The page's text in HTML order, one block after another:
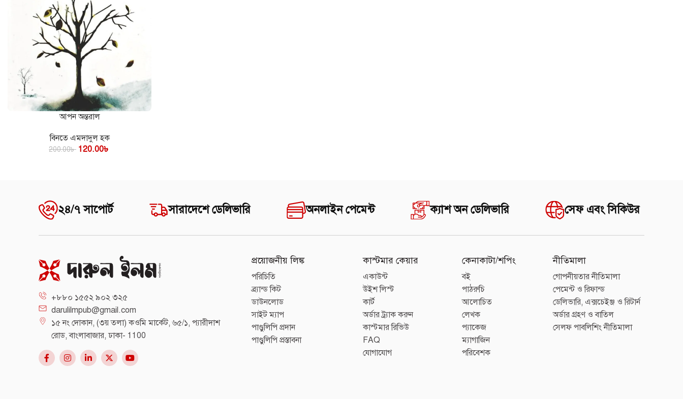
আপন অন্তরাল
বিনতে এমদাদুল হক
200.00৳ 120.00৳
২৪/৭ সাপোর্ট সারাদেশে ডেলিভারি অনলাইন পেমেন্ট ক্যাশ অন ডেলিভারি সেফ এবং সিকিউর
+৮৮০ ১৫৫২ ৯০২ ৩২৫
darulilmpub@gmail.com
১৫ নং দোকান, (৩য় তলা) কওমি মার্কেট, ৬৫/১, প্যারীদাশ
রোড, বাংলাবাজার, ঢাকা- 1100
প্রয়োজনীয় লিঙ্ক
পরিচিতি
ব্র্যান্ড কিট
ডাউনলোড
সাইট ম্যাপ
পাণ্ডুলিপি প্রদান
পাণ্ডুলিপি প্রস্তাবনা
কাস্টমার কেয়ার
একাউন্ট
উইশ লিস্ট
কার্ট
অর্ডার ট্র্যাক করুন
কাস্টমার রিভিউ
FAQ
যোগাযোগ
কেনাকাটা/শপিং
বই
পাঠরুচি
আলোচিত
লেখক
প্যাকেজ
ম্যাগাজিন
পরিবেশক
নীতিমালা
গোপনীয়তার নীতিমালা
পেমেন্ট ও রিফান্ড
ডেলিভারি, এক্সচেইঞ্জ ও রিটার্ন
অর্ডার গ্রহণ ও বাতিল
সেলফ পাবলিশিং নীতিমালা